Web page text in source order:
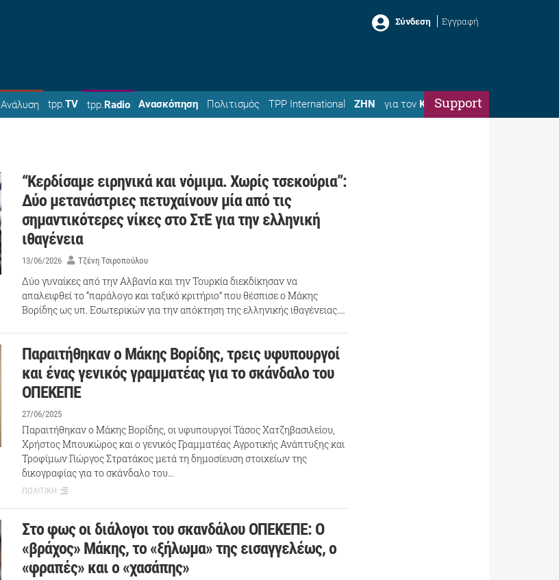
Σύνδεση Εγγραφή
Ανάλυση tpp.TV tpp.Radio Ανασκόπηση Πολιτισμός TPP International ΖΗΝ για τον ΚώσταSupport
“Κερδίσαμε ειρηνικά και νόμιμα. Χωρίς τσεκούρια”:
Δύο μετανάστριες πετυχαίνουν μία από τις
σημαντικότερες νίκες στο ΣτΕ για την ελληνική
ιθαγένεια
13/06/2026 Τζένη Τσιροπούλου
Δύο γυναίκες από την Αλβανία και την Τουρκία διεκδίκησαν να
απαλειφθεί το “παράλογο και ταξικό κριτήριο” που θέσπισε ο Μάκης
Βορίδης ως υπ. Εσωτερικών για την απόκτηση της ελληνικής ιθαγένειας.…
Παραιτήθηκαν ο Μάκης Βορίδης, τρεις υφυπουργοί
και ένας γενικός γραμματέας για το σκάνδαλο του
ΟΠΕΚΕΠΕ
27/06/2025
Παραιτήθηκαν ο Μάκης Βορίδης, οι υφυπουργοί Τάσος Χατζηβασιλείου,
Χρήστος Μπουκώρος και ο γενικός Γραμματέας Αγροτικής Ανάπτυξης και
Τροφίμων Γιώργος Στρατάκος μετά τη δημοσίευση στοιχείων της
δικογραφίας για το σκάνδαλο του…
ΠΟΛΙΤΙΚΗ
Στο φως οι διάλογοι του σκανδάλου ΟΠΕΚΕΠΕ: Ο
«βράχος» Μάκης, το «ξήλωμα» της εισαγγελέως, ο
«φραπές» και ο «χασάπης»